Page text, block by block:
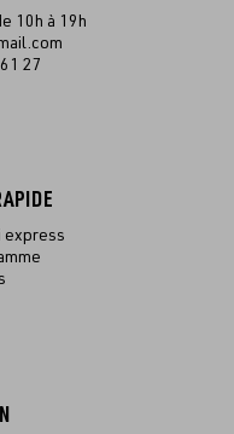
10h à 19h
27
express